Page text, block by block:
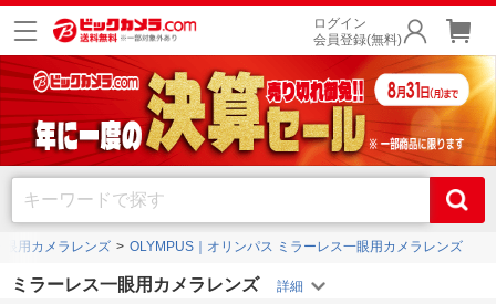
ログイン
会員登録(無料)
眼用カメラレンズ OLYMPUS｜オリンパス ミラーレス一眼用カメラレンズ
ミラーレス一眼用カメラレンズ